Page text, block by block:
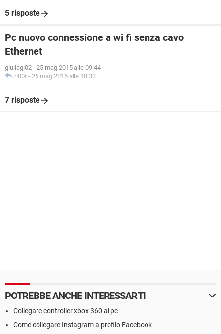
5 risposte
Pc nuovo connessione a wi fi senza cavo
Ethernet
giuliagi02 - 25 mag 2015 alle 09:44
n00r - 25 mag 2015 alle 18:33
7 risposte
POTREBBE ANCHE INTERESSARTI
Collegare controller xbox 360 al pc
Come collegare Instagram a profilo Facebook